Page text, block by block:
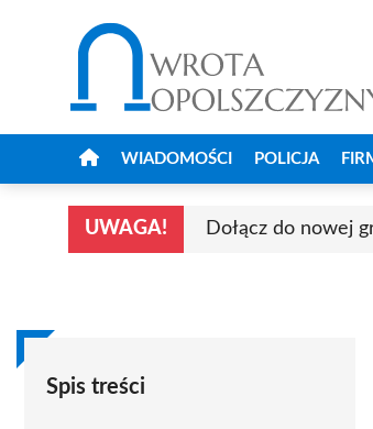
WIADOMOŚCI POLICJA
UWAGA! Dołącz do nowej
Spis treści